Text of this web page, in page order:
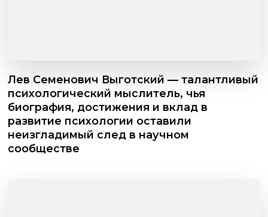
Лев Семенович Выготский — талантливый
психологический мыслитель, чья
биография, достижения и вклад в
развитие психологии оставили
неизгладимый след в научном
сообществе